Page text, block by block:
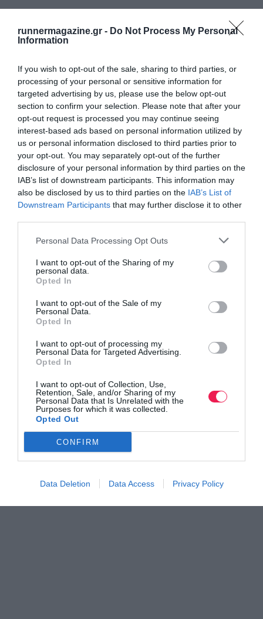
runnermagazine.gr - Do Not Process My Personal
Information
If you wish to opt-out of the sale, sharing to third parties, or
processing of your personal or sensitive information for
targeted advertising by us, please use the below opt-out
section to confirm your selection. Please note that after your
opt-out request is processed you may continue seeing
interest-based ads based on personal information utilized by
us or personal information disclosed to third parties prior to
your opt-out. You may separately opt-out of the further
disclosure of your personal information by third parties on the
IAB’s list of downstream participants. This information may
also be disclosed by us to third parties on the IAB’s List of
Downstream Participants that may further disclose it to other
Personal Data Processing Opt Outs
I want to opt-out of the Sharing of my
personal data.
Opted In
I want to opt-out of the Sale of my
Personal Data.
Opted In
I want to opt-out of processing my
Personal Data for Targeted Advertising.
Opted In
I want to opt-out of Collection, Use,
Retention, Sale, and/or Sharing of my
Personal Data that Is Unrelated with the
Purposes for which it was collected.
Opted Out
CONFIRM
Data Deletion Data Access Privacy Policy
Γίνε Συνδρομητής
Όλα τα Τεύχη